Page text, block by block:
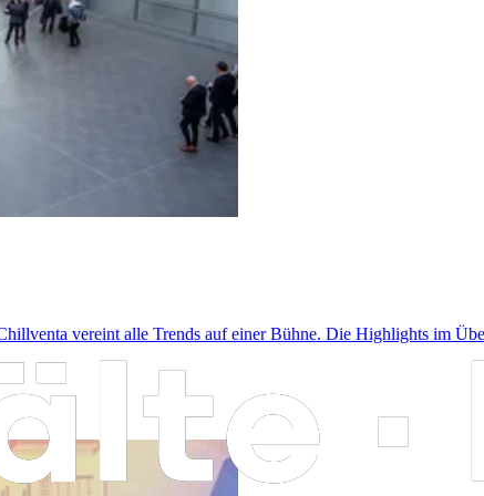
vereint alle Trends auf einer Bühne. Die Highlights im